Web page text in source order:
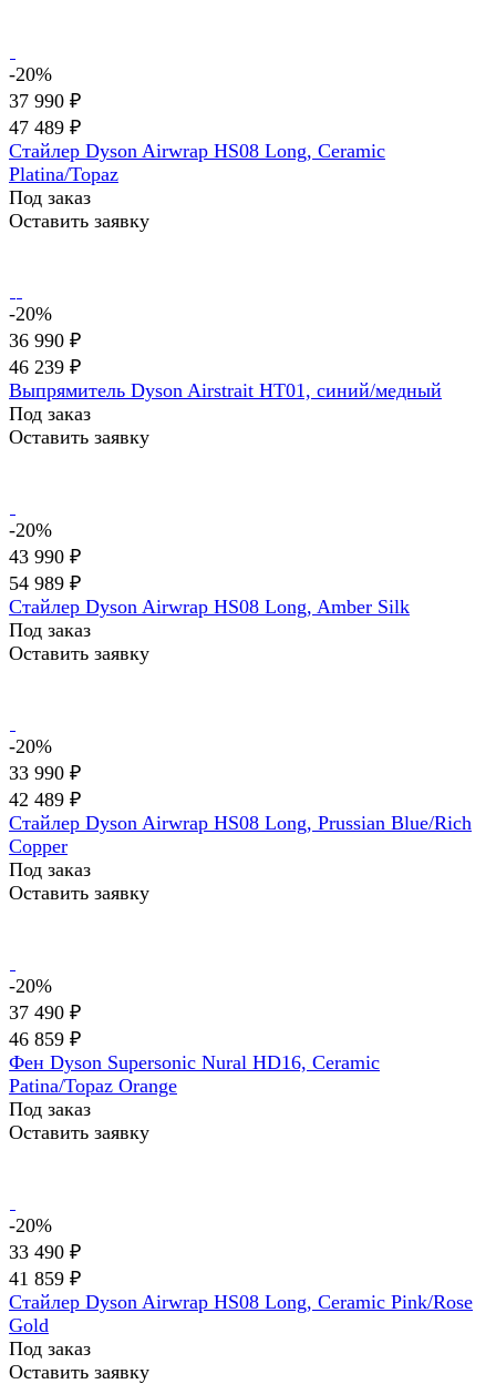
-20%
37 990 ₽
47 489 ₽
Стайлер Dyson Airwrap HS08 Long, Ceramic
Platina/Topaz
Под заказ
Оставить заявку
-20%
36 990 ₽
46 239 ₽
Выпрямитель Dyson Airstrait HT01, синий/медный
Под заказ
Оставить заявку
-20%
43 990 ₽
54 989 ₽
Стайлер Dyson Airwrap HS08 Long, Amber Silk
Под заказ
Оставить заявку
-20%
33 990 ₽
42 489 ₽
Стайлер Dyson Airwrap HS08 Long, Prussian Blue/Rich
Copper
Под заказ
Оставить заявку
-20%
37 490 ₽
46 859 ₽
Фен Dyson Supersonic Nural HD16, Ceramic
Patina/Topaz Orange
Под заказ
Оставить заявку
-20%
33 490 ₽
41 859 ₽
Стайлер Dyson Airwrap HS08 Long, Ceramic Pink/Rose
Gold
Под заказ
Оставить заявку